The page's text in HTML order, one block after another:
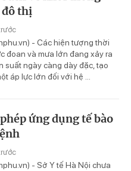
thị
- Các hiện tượng thời
đoan và mưa lớn đang xảy ra
suất ngày càng dày đặc, tạo
áp lực lớn đối với hệ ...
ứng dụng tế bào
- Sở Y tế Hà Nội chưa